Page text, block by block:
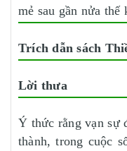
mẻ sau gần nửa thế
Trích dẫn sách
Lời thưa
Ý thức rằng vạn sự
thành, trong cuộc